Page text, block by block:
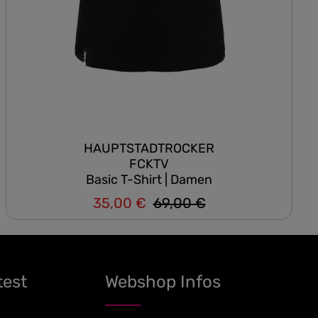
HAUPTSTADTROCKER
FCKTV
Basic T-Shirt | Damen
Verkaufspreis:
35,00 € Regulärer Preis:
69,00 €
Webshop Infos